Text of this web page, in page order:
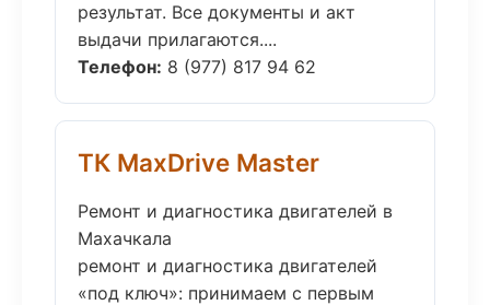
результат. Все документы и акт
выдачи прилагаются....
Телефон: 8 (977) 817 94 62
ТК MaxDrive Master
Ремонт и диагностика двигателей в
Махачкала
ремонт и диагностика двигателей
«под ключ»: принимаем с первым